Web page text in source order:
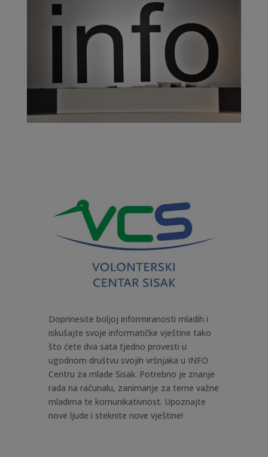
Doprinesite boljoj informiranosti mladih i
iskušajte svoje informatičke vještine tako
što ćete dva sata tjedno provesti u
ugodnom društvu svojih vršnjaka u INFO
Centru za mlade Sisak. Potrebno je znanje
rada na računalu, zanimanje za teme važne
mladima te komunikativnost. Upoznajte
nove ljude i steknite nove vještine!